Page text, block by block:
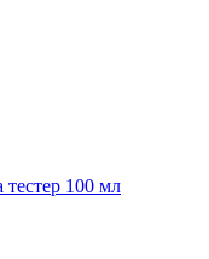
100 мл